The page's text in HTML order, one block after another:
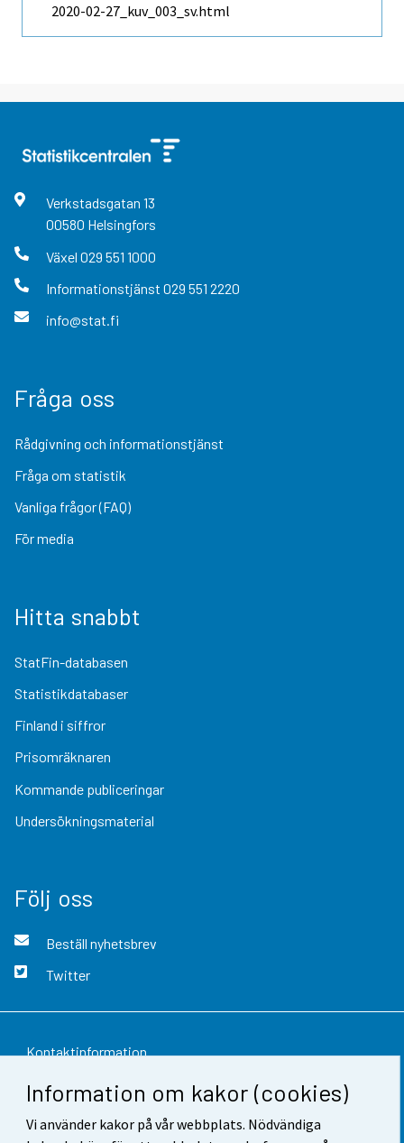
Information om kakor (cookies)
Vi använder kakor på vår webbplats. Nödvändiga
2020-02-27_kuv_003_sv.html
Verkstadsgatan 13
00580 Helsingfors
Växel 029 551 1000
Informationstjänst 029 551 2220
info@stat.fi
Fråga oss
Rådgivning och informationstjänst
Fråga om statistik
Vanliga frågor (FAQ)
För media
Hitta snabbt
StatFin-databasen
Statistikdatabaser
Finland i siffror
Prisomräknaren
Kommande publiceringar
Undersökningsmaterial
Följ oss
Beställ nyhetsbrev
Twitter
Kontaktinformation
Respons
Användarvillkor